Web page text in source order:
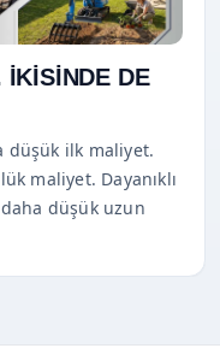
DE
düşük ilk maliyet.
maliyet. Dayanıklı
düşük uzun